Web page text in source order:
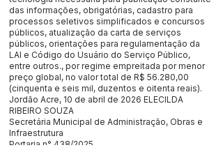
das informações, obrigatórias, cadastro para
processos seletivos simplificados e concursos
públicos, atualização da carta de serviços
públicos, orientações para regulamentação da
LAI e Código do Usuário do Serviço Público,
entre outros., por regime empreitada por menor
preço global, no valor total de R$ 56.280,00
(cinquenta e seis mil, duzentos e oitenta reais).
Jordão Acre, 10 de abril de 2026 ELECILDA
RIBEIRO SOUZA
Secretária Municipal de Administração, Obras e
Infraestrutura
Portaria n° 438/2025